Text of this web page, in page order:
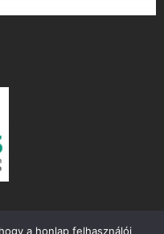
a honlap felhasználói